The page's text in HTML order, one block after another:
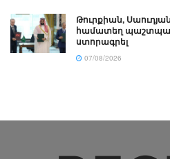
Թուրքիան,
համատեղ
ստորագրել
07/08/2026